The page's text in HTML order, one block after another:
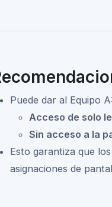
Puede dar al Equipo A:
Acceso de solo
Sin acceso a la
Esto garantiza que
asignaciones de